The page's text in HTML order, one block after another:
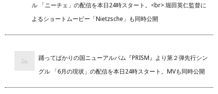
ル 「ニーチェ」の配信を本日24時スタート。<br> 堀田英仁監督に
よるショートムービー「Nietzsche」も同時公開
踊ってばかりの国ニューアルバム『PRISM』より第２弾先行シン
グル 「6月の現状」の配信を本日24時スタート。MVも同時公開